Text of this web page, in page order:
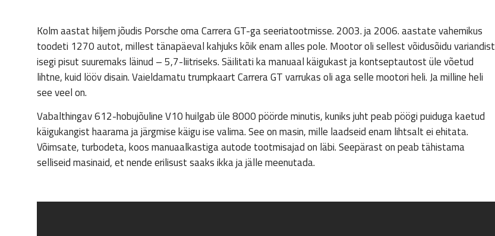
Kolm aastat hiljem jõudis Porsche oma Carrera GT-ga seeriatootmisse. 2003. ja 2006. aastate vahemikus
toodeti 1270 autot, millest tänapäeval kahjuks kõik enam alles pole. Mootor oli sellest võidusõidu variandist
isegi pisut suuremaks läinud – 5,7-liitriseks. Säilitati ka manuaal käigukast ja kontseptautost üle võetud
lihtne, kuid lööv disain. Vaieldamatu trumpkaart Carrera GT varrukas oli aga selle mootori heli. Ja milline heli
see veel on.
Vabalthingav 612-hobujõuline V10 huilgab üle 8000 pöörde minutis, kuniks juht peab pöögi puiduga kaetud
käigukangist haarama ja järgmise käigu ise valima. See on masin, mille laadseid enam lihtsalt ei ehitata.
Võimsate, turbodeta, koos manuaalkastiga autode tootmisajad on läbi. Seepärast on peab tähistama
selliseid masinaid, et nende erilisust saaks ikka ja jälle meenutada.